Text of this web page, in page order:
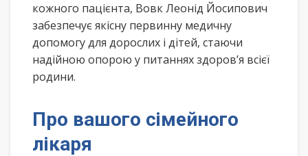
кожного пацієнта, Вовк Леонід Йосипович
забезпечує якісну первинну медичну
допомогу для дорослих і дітей, стаючи
надійною опорою у питаннях здоров’я всієї
родини.
Про вашого сімейного
лікаря